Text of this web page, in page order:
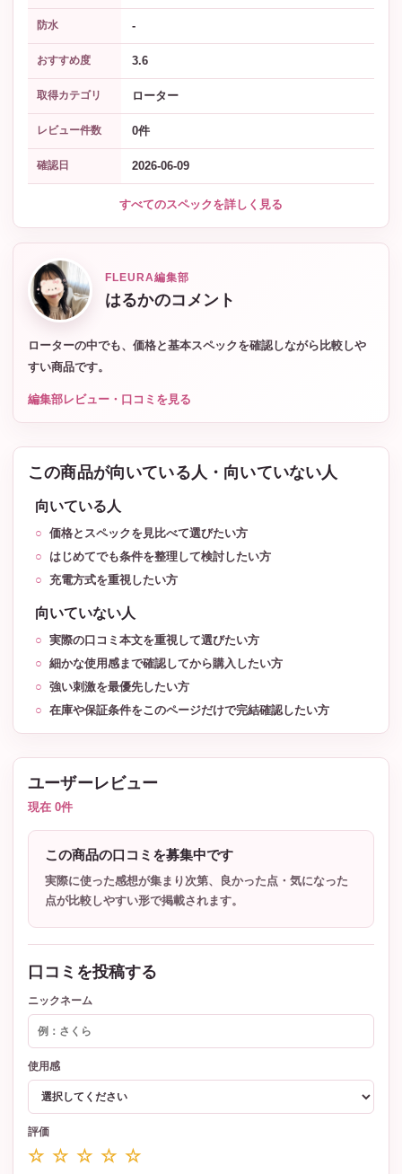
防水 -
おすすめ度 3.6
取得カテゴリ ローター
レビュー件数 0件
確認日 2026-06-09
すべてのスペックを詳しく見る
FLEURA編集部
はるかのコメント
ローターの中でも、価格と基本スペックを確認しながら比較しや
すい商品です。
編集部レビュー・口コミを見る
この商品が向いている人・向いていない人
向いている人
価格とスペックを見比べて選びたい方
はじめてでも条件を整理して検討したい方
充電方式を重視したい方
向いていない人
実際の口コミ本文を重視して選びたい方
細かな使用感まで確認してから購入したい方
強い刺激を最優先したい方
在庫や保証条件をこのページだけで完結確認したい方
ユーザーレビュー
現在 0件
この商品の口コミを募集中です
実際に使った感想が集まり次第、良かった点・気になった
点が比較しやすい形で掲載されます。
口コミを投稿する
ニックネーム
使用感
評価
☆ ☆ ☆ ☆ ☆